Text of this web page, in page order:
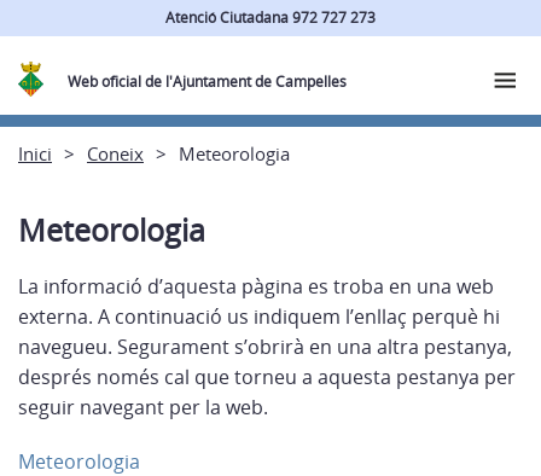
Atenció Ciutadana 972 727 273
Web oficial de l'Ajuntament de Campelles
Inici Coneix Meteorologia
Meteorologia
La informació d’aquesta pàgina es troba en una web
externa. A continuació us indiquem l’enllaç perquè hi
navegueu. Segurament s’obrirà en una altra pestanya,
després només cal que torneu a aquesta pestanya per
seguir navegant per la web.
Meteorologia